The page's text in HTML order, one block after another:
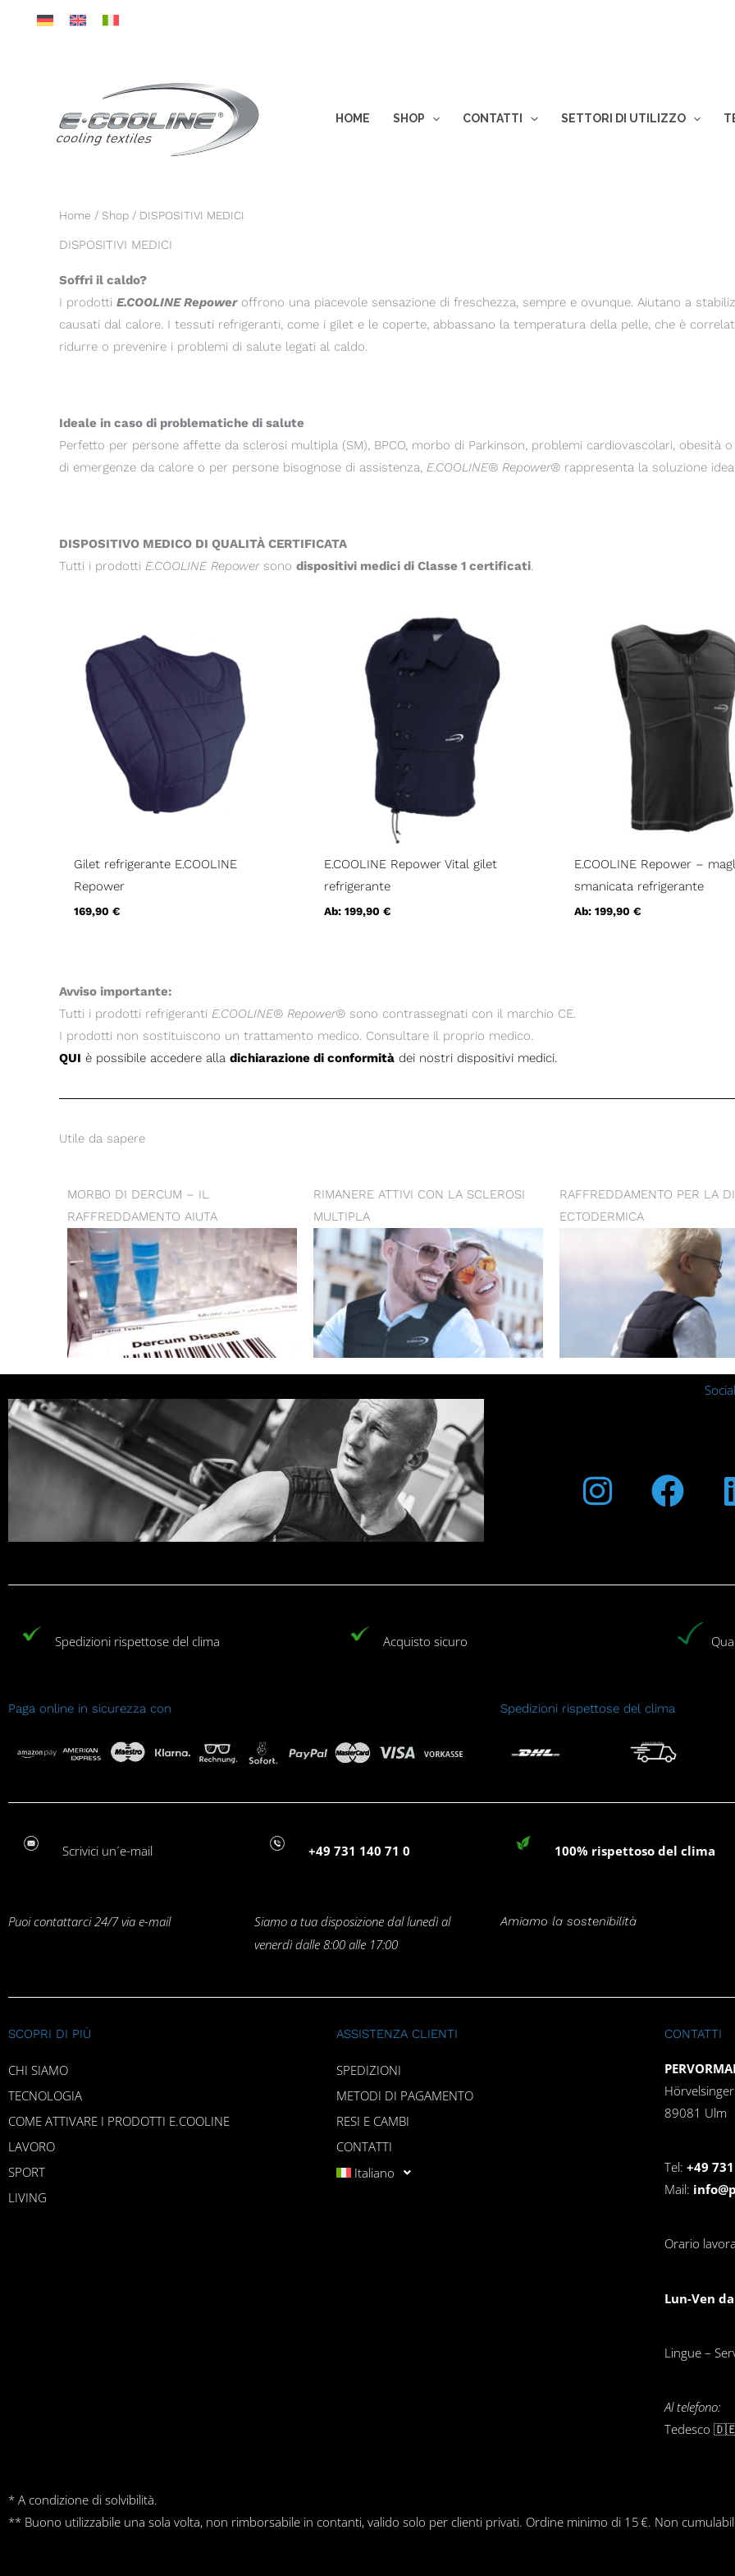
HOME SHOP CONTATTI SETTORI DI UTILIZZO
Home / Shop / DISPOSITIVI MEDICI
DISPOSITIVI MEDICI
Soffri il caldo?
I prodotti E.COOLINE Repoweroffrono una piacevole sensazione di freschezza, sempre e ovunque. Aiutano a
causati dal calore. I tessuti refrigeranti, come i gilet e le coperte, abbassano la temperatura della pelle, che è
ridurre o prevenire i problemi di salute legati al caldo.
Ideale in caso di problematiche di salute
Perfetto per persone affette da sclerosi multipla (SM), BPCO, morbo di Parkinson, problemi cardiovascolari, obesità
di emergenze da calore o per persone bisognose di assistenza, E.COOLINE® Repower® rappresenta la soluzione
DISPOSITIVO MEDICO DI QUALITÀ CERTIFICATA
Tutti i prodotti E.COOLINE Repowersono dispositivi medici di Classe 1 certificati.
Gilet refrigerante E.COOLINE
Repower
169,90 €
E.COOLINE Repower Vital gilet
refrigerante
Ab: 199,90 €
E.COOLINE Repower –
smanicata refrigerante
Ab: 199,90 €
Avviso importante:
Tutti i prodotti refrigeranti E.COOLINE® Repower® sono contrassegnati con il marchio CE.
I prodotti non sostituiscono un trattamento medico. Consultare il proprio medico.
QUI è possibile accedere alla dichiarazione di conformità dei nostri dispositivi medici.
Utile da sapere
MORBO DI DERCUM – IL
RAFFREDDAMENTO AIUTA
RIMANERE ATTIVI CON LA SCLEROSI
MULTIPLA
RAFFREDDAMENTO PER LA
ECTODERMICA
Spedizioni rispettose del clima Acquisto sicuro
Paga online in sicurezza con Spedizioni rispettose del clima
Scrivici un´e-mail +49 731 140 71 0 100% rispettoso del clima
Puoi contattarci 24/7 via e-mail
Siamo a tua disposizione dal lunedì al
venerdì dalle 8:00 alle 17:00
Amiamo la sostenibilità
SCOPRI DI PIÙ
CHI SIAMO
TECNOLOGIA
COME ATTIVARE I PRODOTTI E.COOLINE
LAVORO
SPORT
LIVING
ASSISTENZA CLIENTI
SPEDIZIONI
METODI DI PAGAMENTO
RESI E CAMBI
CONTATTI
Italiano
CONTATTI
89081 Ulm
Tel: +49
Mail:
Orario
Lun-Ven
Lingue –
Al telefono:
Tedesco
* A condizione di solvibilità.
** Buono utilizzabile una sola volta, non rimborsabile in contanti, valido solo per clienti privati. Ordine minimo di 15 €. Non